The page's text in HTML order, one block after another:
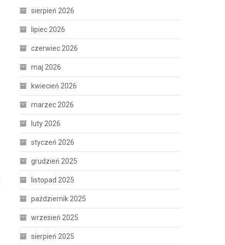
sierpień 2026
lipiec 2026
czerwiec 2026
maj 2026
kwiecień 2026
marzec 2026
luty 2026
styczeń 2026
grudzień 2025
listopad 2025
październik 2025
wrzesień 2025
sierpień 2025